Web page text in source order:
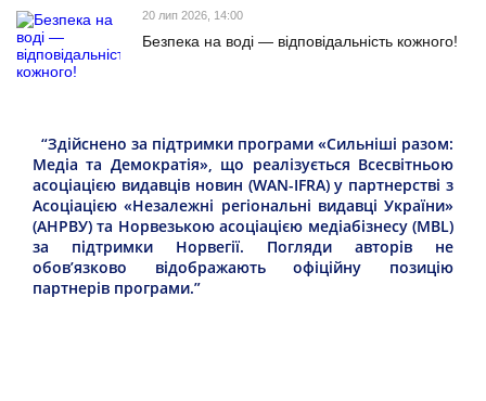
20 лип 2026, 14:00
Безпека на воді — відповідальність кожного!
“Здійснено за підтримки програми «Сильніші разом:
Медіа та Демократія», що реалізується Всесвітньою
асоціацією видавців новин (WAN-IFRA) у партнерстві з
Асоціацією «Незалежні регіональні видавці України»
(АНРВУ) та Норвезькою асоціацією медіабізнесу (MBL)
за підтримки Норвегії. Погляди авторів не
обов’язково відображають офіційну позицію
партнерів програми.”